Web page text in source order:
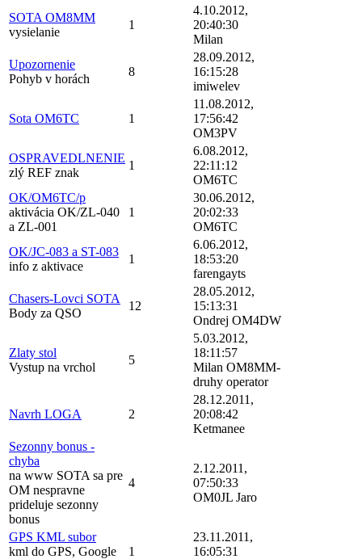
SOTA OM8MM
vysielanie
1
4.10.2012,
20:40:30
Milan
Upozornenie
Pohyb v horách
8
28.09.2012,
16:15:28
imiwelev
Sota OM6TC 1
11.08.2012,
17:56:42
OM3PV
OSPRAVEDLNENIE
zlý REF znak
1
6.08.2012,
22:11:12
OM6TC
OK/OM6TC/p
aktivácia OK/ZL-040
a ZL-001
1
30.06.2012,
20:02:33
OM6TC
OK/JC-083 a ST-083
info z aktivace
1
6.06.2012,
18:53:20
farengayts
Chasers-Lovci SOTA
Body za QSO
12
28.05.2012,
15:13:31
Ondrej OM4DW
Zlaty stol
Vystup na vrchol
5
5.03.2012,
18:11:57
Milan OM8MM-
druhy operator
Navrh LOGA 2
28.12.2011,
20:08:42
Ketmanee
Sezonny bonus -
chyba
na www SOTA sa pre
OM nespravne
prideluje sezonny
bonus
4
2.12.2011,
07:50:33
OM0JL Jaro
GPS KML subor
kml do GPS, Google
1
23.11.2011,
16:05:31